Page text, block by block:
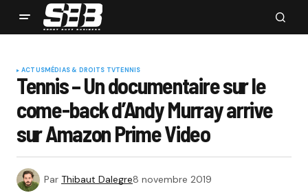
ACTUSMÉDIAS & DROITS TVTENNIS
Tennis – Un documentaire sur le
come-back d’Andy Murray arrive
sur Amazon Prime Video
Par Thibaut Dalegre8 novembre 2019